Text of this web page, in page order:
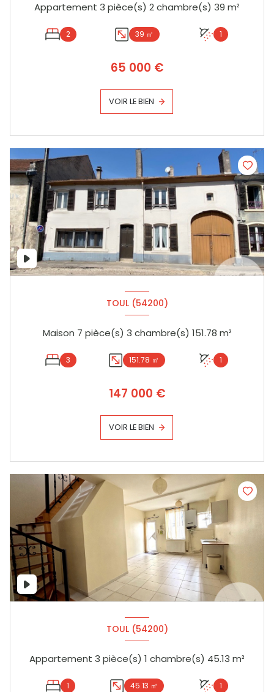
Appartement 3 pièce(s) 2 chambre(s) 39 m²
2 39 ㎡ 1
65 000 €
VOIR LE BIEN
TOUL (54200)
Maison 7 pièce(s) 3 chambre(s) 151.78 m²
3 151.78 ㎡ 1
147 000 €
VOIR LE BIEN
TOUL (54200)
Appartement 3 pièce(s) 1 chambre(s) 45.13 m²
1 45.13 ㎡ 1